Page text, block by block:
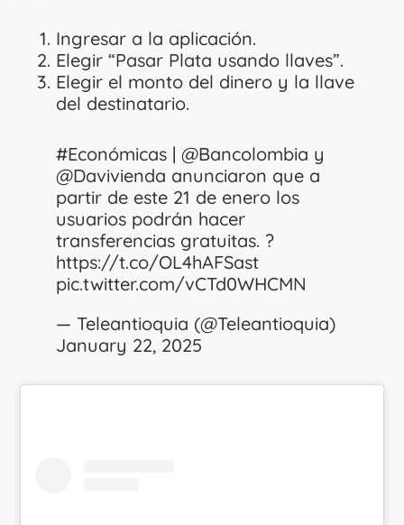
Ingresar a la aplicación.
Elegir “Pasar Plata usando llaves”.
Elegir el monto del dinero y la llave
del destinatario.
#Económicas |@Bancolombia y
@Davivienda anunciaron que a
partir de este 21 de enero los
usuarios podrán hacer
transferencias gratuitas. ?
https://t.co/OL4hAFSast
pic.twitter.com/vCTd0WHCMN
— Teleantioquia (@Teleantioquia)
January 22, 2025